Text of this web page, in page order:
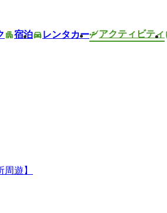
宿泊 レンタカー アクティビティ
遊】